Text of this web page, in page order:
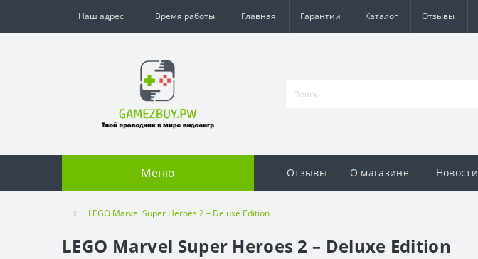
Наш адрес Время работы Главная Гарантии Каталог Отзывы
Меню Отзывы О магазине Новости
LEGO Marvel Super Heroes 2 – Deluxe Edition
LEGO Marvel Super Heroes 2 – Deluxe Edition